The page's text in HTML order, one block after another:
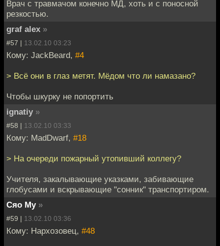
Врач с травмачом конечно МД, хоть и с поносной
резкостью.
graf alex »
#57 | 13.02.10 03:23
Кому: JackBeard, #4
> Всё они в глаз метят. Мёдом что ли намазано?
Чтобы шкурку не попортить
ignatiy »
#58 | 13.02.10 03:33
Кому: MadDwarf, #18
> На очереди пожарный утопивший коллегу?
Учителя, закалывающие указками, забивающие
глобусами и вскрывающие "сонник" транспортиром.
Сяо Му »
#59 | 13.02.10 03:36
Кому: Нархозовец, #48